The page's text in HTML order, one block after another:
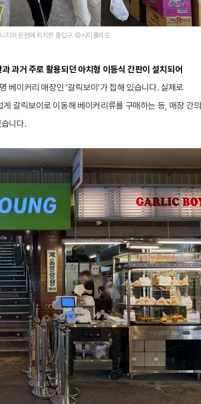
지와 왼편에 위치한 출입구. Ⓒ시티폴리오
과거 주로 활용되던 아치형 이동식 간판이 설치되어
베이커리 매장인 ‘갈릭보이’가 접해 있습니다. 실제로
갈릭보이로 이동해 베이커리류를 구매하는 등, 매장 간의
니다.